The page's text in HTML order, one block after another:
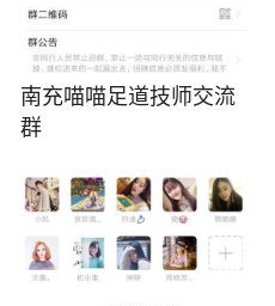
南充喵喵足道技师交流
群